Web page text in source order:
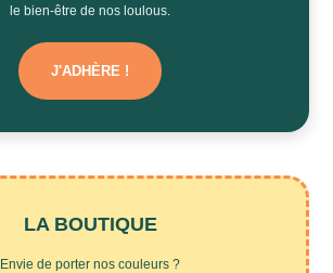
le bien-être de nos loulous.
J'ADHÈRE !
LA BOUTIQUE
Envie de porter nos couleurs ?